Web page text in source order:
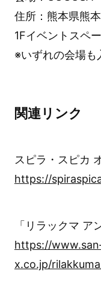
住所：熊本県熊
1Fイベントスペ
※いずれの会場も
関連リンク
スピラ・スピカ
https://
「リラックマ ア
https://
x.co.jp/